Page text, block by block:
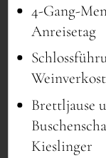
4-Gang-
Anreisetag
Brettljause
Kieslinger